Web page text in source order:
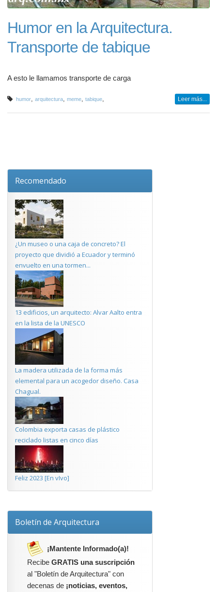
Humor en la Arquitectura.
Transporte de tabique
A esto le llamamos transporte de carga
humor arquitectura meme tabique Leer más...
Recomendado
¿Un museo o una caja de concreto? El
proyecto que dividió a Ecuador y terminó
envuelto en una tormen...
13 edificios, un arquitecto: Alvar Aalto entra
en la lista de la UNESCO
La madera utilizada de la forma más
elemental para un acogedor diseño. Casa
Chagual.
Colombia exporta casas de plástico
reciclado listas en cinco días
Feliz 2023 [En vIvo]
Boletín de Arquitectura
¡Mantente Informado(a)!
Recibe GRATIS una suscripción
al "Boletín de Arquitectura" con
decenas de ¡noticias, eventos,